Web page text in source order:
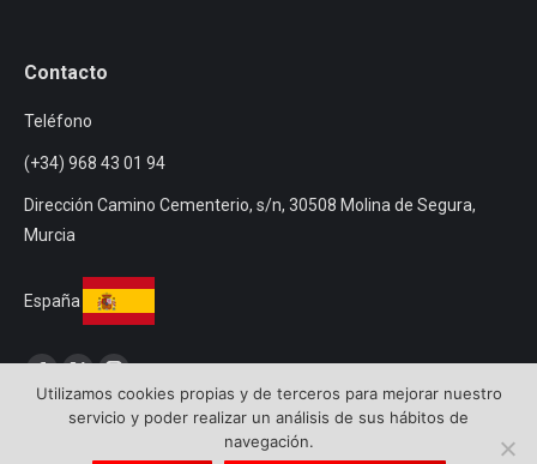
Contacto
Teléfono
(+34) 968 43 01 94
Dirección Camino Cementerio, s/n, 30508 Molina de Segura,
Murcia
España
Encuéntranos en:
Facebook
Instagram
Utilizamos cookies propias y de terceros para mejorar nuestro
servicio y poder realizar un análisis de sus hábitos de
navegación.